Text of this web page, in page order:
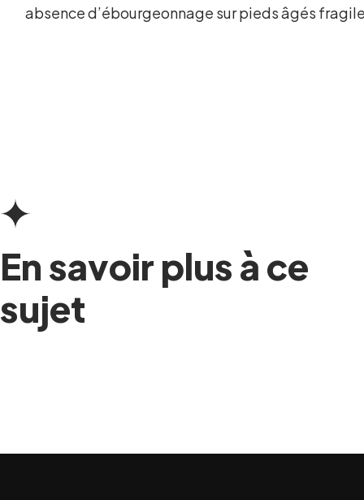
absence d’ébourgeonnage sur pieds âgés
En savoir plus à ce
sujet